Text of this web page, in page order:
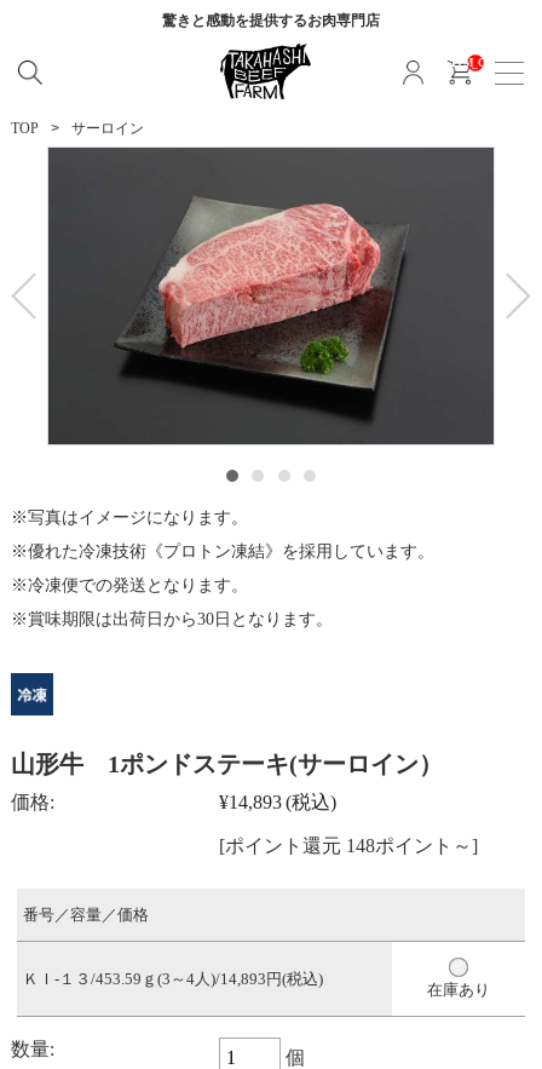
驚きと感動を提供するお肉専門店
__ITM_CNT__
TOP サーロイン
写真はイメージになります。
優れた冷凍技術《プロトン凍結》を採用しています。
冷凍便での発送となります。
賞味期限は出荷日から30日となります。
山形牛 1ポンドステーキ(サーロイン）
価格: ¥14,893(税込)
[ポイント還元 148ポイント～]
番号／容量／価格
ＫＩ-１３/453.59ｇ(3～4人)/14,893円(税込)
在庫あり
数量: 個